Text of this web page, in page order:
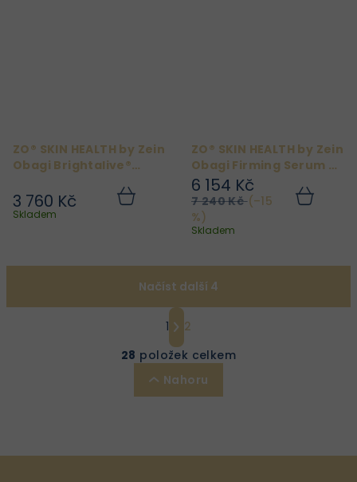
ZO® SKIN HEALTH by Zein
Obagi Brightalive®
3 760 Kč
Skladem
ZO® SKIN HEALTH by Zein
Obagi Firming Serum 47
ml
6 154 Kč
7 240 Kč (–15
%)
Skladem
O
v
l
á
Načíst další 4
S
t
r
á
n
k
á
1
2
28 položek celkem
Nahoru